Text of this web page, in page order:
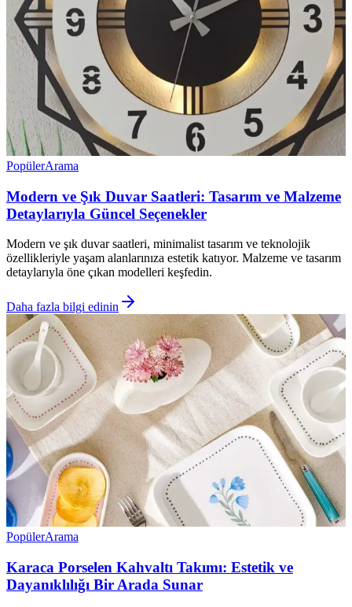
PopülerArama
Modern ve Şık Duvar Saatleri: Tasarım ve Malzeme
Detaylarıyla Güncel Seçenekler
Modern ve şık duvar saatleri, minimalist tasarım ve teknolojik
özellikleriyle yaşam alanlarınıza estetik katıyor. Malzeme ve tasarım
detaylarıyla öne çıkan modelleri keşfedin.
Daha fazla bilgi edinin
PopülerArama
Karaca Porselen Kahvaltı Takımı: Estetik ve
Dayanıklılığı Bir Arada Sunar